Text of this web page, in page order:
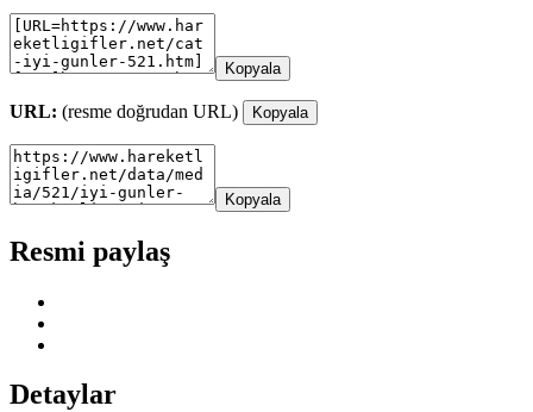
Kopyala
URL: (resme doğrudan URL) Kopyala
Kopyala
Resmi paylaş
Detaylar